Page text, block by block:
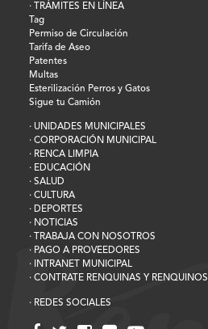
· TRÁMITES EN LÍNEA
Tag
Permiso de Circulación
Tarifa de Aseo
Patentes
Multas
Esterilización Perros y Gatos
Sigue tu Camión
· UNIDADES MUNICIPALES
· CORPORACIÓN MUNICIPAL
· RENCA LIMPIA
· EDUCACIÓN
· SALUD
· CULTURA
· DEPORTES
· NOTICIAS
· TRABAJA CON NOSOTROS
· PAGO A PROVEEDORES
· INTRANET MUNICIPAL
· CONTRATE RENQUINAS Y RENQUINOS
· REDES SOCIALES